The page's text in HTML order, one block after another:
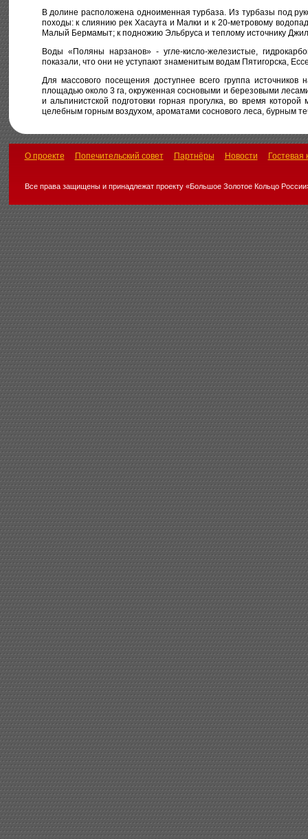
В долине расположена одноименная турбаза. Из турбазы под
походы: к слиянию рек Хасаута и Малки и к 20-метровому
Малый Бермамыт; к подножию Эльбруса и теплому источнику
Воды «Поляны нарзанов» - угле-кисло-железистые,
показали, что они не уступают знаменитым водам Пятигорска,
Для массового посещения доступнее всего группа
площадью около 3 га, окруженная сосновыми и березовыми
и альпинистской подготовки горная прогулка, во время
целебным горным воздухом, ароматами соснового леса, бурным
О проекте Попечительский совет Партнёры Новости Гостевая
Все права защищены и принадлежат проекту «Большое Золотое Кольцо